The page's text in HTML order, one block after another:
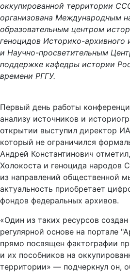
оккупированной территории
организована Международным
образовательным центром
геноцидов Историко-архивного
и Научно-просветительным
поддержке кафедры истории
времени РГГУ.
Первый день работы
анализу источников и
открытии выступил директор
который не ограничился
Андрей Константинович
Холокоста и геноцида народов
из направлений общественной
актуальность приобретает
фондов федеральных архивов.
«Один из таких ресурсов
регулярной основе на портале
прямо посвящен фактографии
и их пособников на
территории» — подчеркнул он,